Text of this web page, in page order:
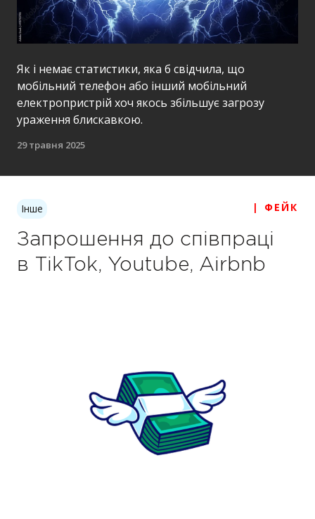
Як і немає статистики, яка б свідчила, що
мобільний телефон або інший мобільний
електропристрій хоч якось збільшує загрозу
ураження блискавкою.
29 травня 2025
Інше | ФЕЙК
Запрошення до співпраці
в TikTok, Youtube, Airbnb